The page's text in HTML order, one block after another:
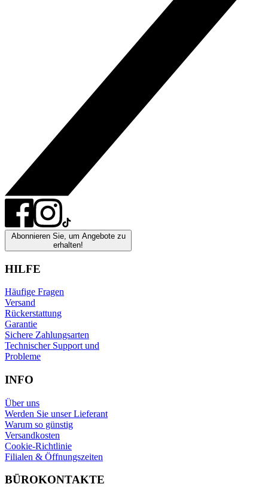
Abonnieren Sie, um Angebote zu
erhalten!
HILFE
Häufige Fragen
Versand
Rückerstattung
Garantie
Sichere Zahlungsarten
Technischer Support und
Probleme
INFO
Über uns
Werden Sie unser Lieferant
Warum so günstig
Versandkosten
Cookie-Richtlinie
Filialen & Öffnungszeiten
BÜROKONTAKTE